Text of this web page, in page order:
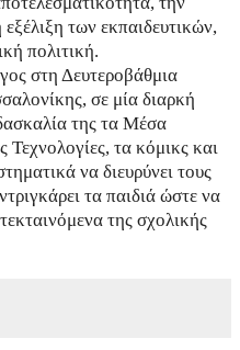
των εκπαιδευτικών,
πολιτική.
στη Δευτεροβάθμια
σε μία διαρκή
της τα Μέσα
τα κόμικς και
να διευρύνει τους
τα παιδιά ώστε να
της σχολικής